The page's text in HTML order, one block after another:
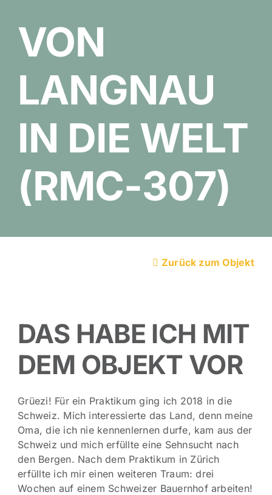
VON
LANGNAU
IN DIE WELT
(RMC-307)
Zurück zum Objekt
DAS HABE ICH MIT
DEM OBJEKT VOR
Grüezi! Für ein Praktikum ging ich 2018 in die
Schweiz. Mich interessierte das Land, denn meine
Oma, die ich nie kennenlernen durfe, kam aus der
Schweiz und mich erfüllte eine Sehnsucht nach
den Bergen. Nach dem Praktikum in Zürich
erfüllte ich mir einen weiteren Traum: drei
Wochen auf einem Schweizer Bauernhof arbeiten!